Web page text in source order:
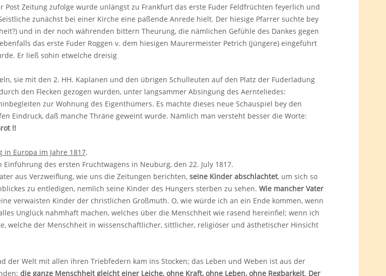
Post Zeitung zufolge wurde unlängst zu Frankfurt das erste Fuder Feldfrüchten feyerlich und
zunächst bei einer Kirche eine paßende Anrede hielt. Der hiesige Pfarrer suchte bey
und in der noch währenden bittern Theurung, die nämlichen Gefühle des Dankes gegen
das erste Fuder Roggen v. dem hiesigen Maurermeister Petrich (jüngere) eingeführt
Er ließ sohin etwelche dreisig
sie mit den 2. HH. Kaplanen und den übrigen Schulleuten auf den Platz der Fuderladung
den Flecken gezogen wurden, unter langsammer Absingung des Aernteliedes:
zur Wohnung des Eigenthümers. Es machte dieses neue Schauspiel bey den
Eindruck, daß manche Thräne geweint wurde. Nämlich man versteht besser die Worte:
!!
Europa im Jahre 1817.
des ersten Fruchtwagens in Neuburg, den 22. July 1817.
aus Verzweiflung, wie uns die Zeitungen berichten, seine Kinder abschlachtet, um sich so
zu entledigen, nemlich seine Kinder des Hungers sterben zu sehen. Wie mancher Vater
verwaisten Kinder der christlichen Großmuth. O, wie würde ich an ein Ende kommen, wenn
Unglück nahmhaft machen, welches über die Menschheit wie rasend hereinfiel; wenn ich
welche der Menschheit in wissenschaftlicher, sittlicher, religiöser und ästhetischer Hinsicht
der Welt mit allen ihren Triebfedern kam ins Stocken; das Leben und Weben ist aus der
die ganze Menschheit gleicht einer Leiche, ohne Kraft, ohne Leben, ohne Regbarkeit. Der